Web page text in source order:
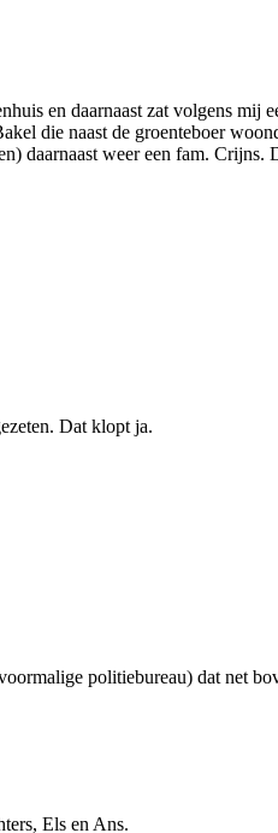
en daarnaast zat volgens mij
die naast de groenteboer
daarnaast weer een fam.
Dat klopt ja.
politiebureau) dat net
Els en Ans.